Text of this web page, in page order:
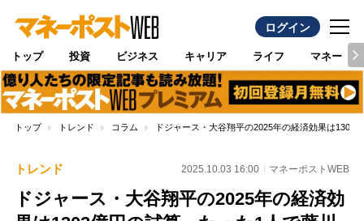
ログイン
トップ 投資 ビジネス キャリア ライフ マネー
トップ トレンド コラム ドジャース・大谷翔平の2025年の経済効果は
トレンド 2025.10.03 16:00 マネーポストWEB
ドジャース・大谷翔平の2025年の経済効